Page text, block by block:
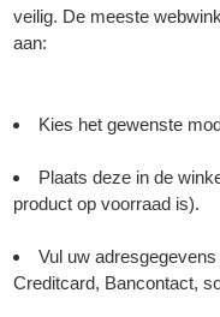
veilig. De meeste
aan:
Kies het gewenste
Plaats deze in de
product op voorraad is).
Vul uw
Creditcard, Bancontact,